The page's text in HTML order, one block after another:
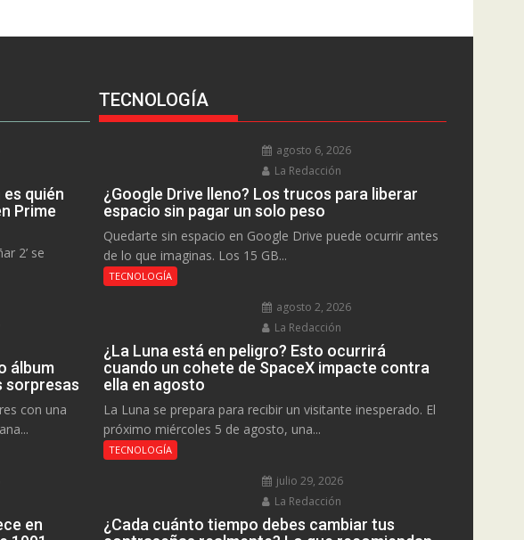
quién
Prime
2’ se
álbum
sorpresas
con una
en
TECNOLOGÍA
agosto 6, 2026
La Redacción
¿Google Drive lleno? Los trucos para liberar
espacio sin pagar un solo peso
Quedarte sin espacio en Google Drive puede ocurrir antes
de lo que imaginas. Los 15 GB...
TECNOLOGÍA
agosto 2, 2026
La Redacción
¿La Luna está en peligro? Esto ocurrirá
cuando un cohete de SpaceX impacte contra
ella en agosto
La Luna se prepara para recibir un visitante inesperado. El
próximo miércoles 5 de agosto, una...
TECNOLOGÍA
julio 29, 2026
La Redacción
¿Cada cuánto tiempo debes cambiar tus